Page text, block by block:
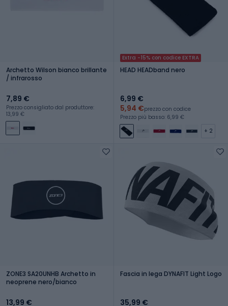
Archetto Wilson bianco brillante
/ infrarosso
7,89 €
Prezzo consigliato dal produttore:
13,99 €
Extra -15% con codice EXTRA
HEAD HEADband nero
6,99 €
5,94 €prezzo con codice
Prezzo più basso: 6,99 €
+ 2
ZONE3 SA20UNHB Archetto in
neoprene nero/bianco
13,99 €
Fascia in lega DYNAFIT Light Logo
35,99 €